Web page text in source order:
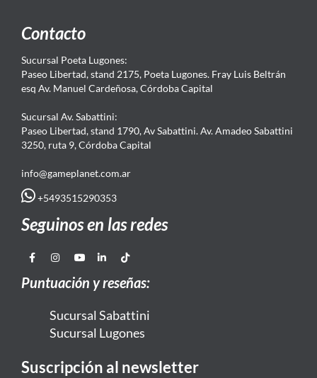
Contacto
Sucursal Poeta Lugones:
Paseo Libertad, stand 2175, Poeta Lugones. Fray Luis Beltrán
esq Av. Manuel Cardeñosa, Córdoba Capital
Sucursal Av. Sabattini:
Paseo Libertad, stand 1790, Av Sabattini. Av. Amadeo Sabattini
3250, ruta 9, Córdoba Capital
info@gameplanet.com.ar
+5493515290353
Seguinos en las redes
Puntuación y reseñas:
Sucursal Sabattini
Sucursal Lugones
Suscripción al newsletter